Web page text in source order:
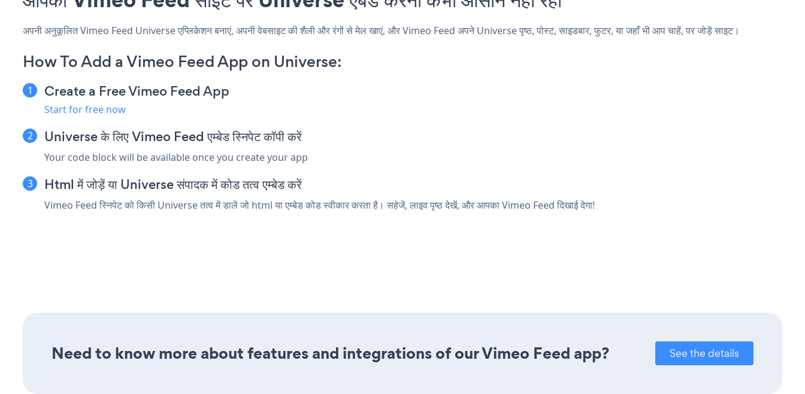
अपनी अनुकूलित Vimeo Feed Universe एप्लिकेशन बनाएं, अपनी वेबसाइट की शैली और रंगों से मेल खाएं, और Vimeo Feed अपने Universe पृष्ठ, पोस्ट, साइडबार, फुटर, या जहाँ भी आप चाहें, पर जोड़ें साइट।
How To Add a Vimeo Feed App on Universe:
Create a Free Vimeo Feed App
Start for free now
Universe के लिए Vimeo Feed एम्बेड स्निपेट कॉपी करें
Your code block will be available once you create your app
Html में जोड़ें या Universe संपादक में कोड तत्व एम्बेड करें
Vimeo Feed स्निपेट को किसी Universe तत्व में डालें जो html या एम्बेड कोड स्वीकार करता है। सहेजें, लाइव पृष्ठ देखें, और आपका Vimeo Feed दिखाई देगा!
Need to know more about features and integrations of our Vimeo Feed app? See the details